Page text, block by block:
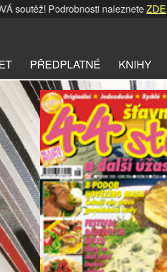
Podrobnosti nalezneteZDE. |
PŘEDPLATNÉ KNIHY